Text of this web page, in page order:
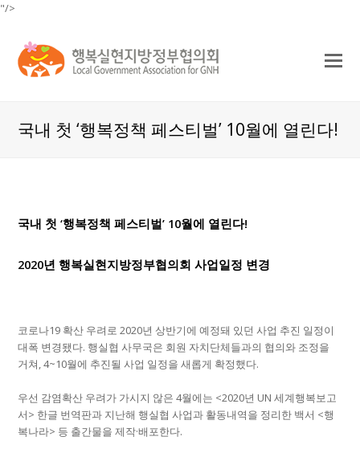
"/>
국내 첫 ‘행복정책 페스티벌’ 10월에 열린다!
국내 첫‘행복정책 페스티벌’ 10월에 열린다!
2020년 행복실현지방정부협의회 사업일정 변경
코로나19 확산 우려로 2020년 상반기에 예정돼 있던 사업 추진 일정이
대폭 변경됐다.행실협 사무국은 회원 자치단체들과의 협의와 조정을
거쳐, 4~10월에 추진될 사업 일정을 새롭게 확정했다.
우선 감염확산 우려가 가시지 않은4월에는 <2020년 UN세계행복보고
서> 한글 번역판과 지난해 행실협 사업과 활동내역을 정리한 백서 <행
복나라> 등 출간물을 제작·배포한다.